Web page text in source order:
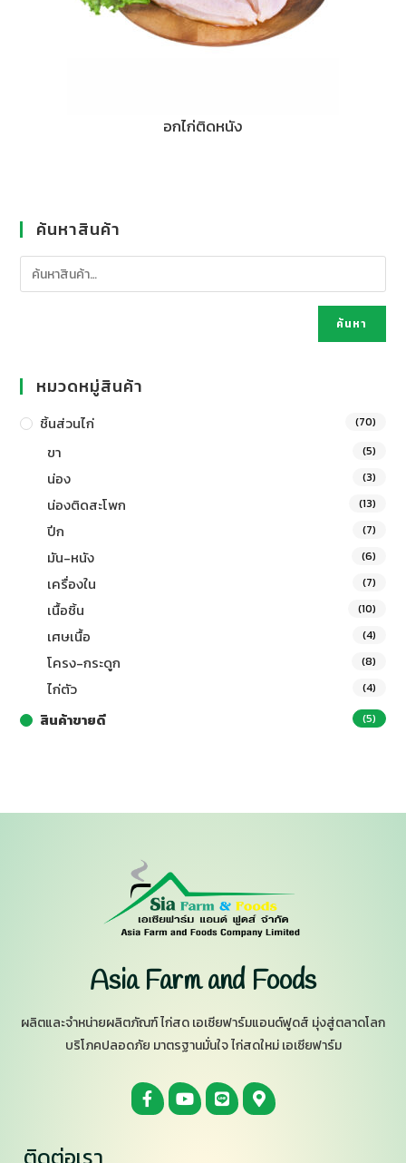
อกไก่ติดหนัง
ค้นหาสินค้า
ค้นหา
หมวดหมู่สินค้า
ชิ้นส่วนไก่ (70)
ขา (5)
น่อง (3)
น่องติดสะโพก (13)
ปีก (7)
มัน-หนัง (6)
เครื่องใน (7)
เนื้อชิ้น (10)
เศษเนื้อ (4)
โครง-กระดูก (8)
ไก่ตัว (4)
สินค้าขายดี (5)
Asia Farm and Foods
ผลิตและจำหน่ายผลิตภัณฑ์ ไก่สด เอเซียฟาร์มแอนด์ฟูดส์ มุ่งสู่ตลาดโลก
บริโภคปลอดภัย มาตรฐานมั่นใจ ไก่สดใหม่ เอเซียฟาร์ม